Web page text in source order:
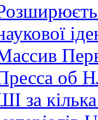
об
за